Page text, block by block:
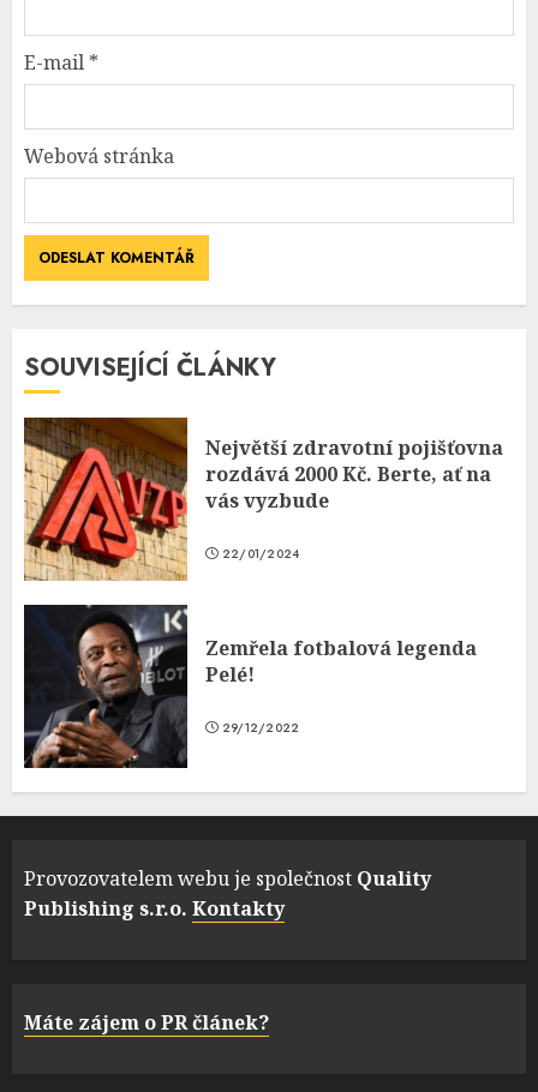
E-mail *
Webová stránka
SOUVISEJÍCÍ ČLÁNKY
Největší zdravotní pojišťovna
rozdává 2000 Kč. Berte, ať na
vás vyzbude
22/01/2024
Zemřela fotbalová legenda
Pelé!
29/12/2022
Provozovatelem webu je společnost Quality
Publishing s.r.o. Kontakty
Máte zájem o PR článek?